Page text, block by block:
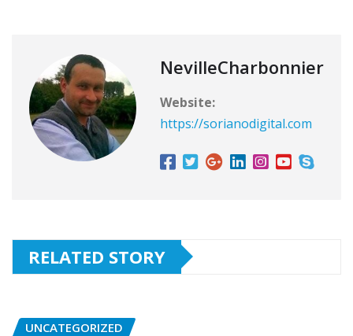
NevilleCharbonnier
Website:
https://sorianodigital.com
RELATED STORY
UNCATEGORIZED